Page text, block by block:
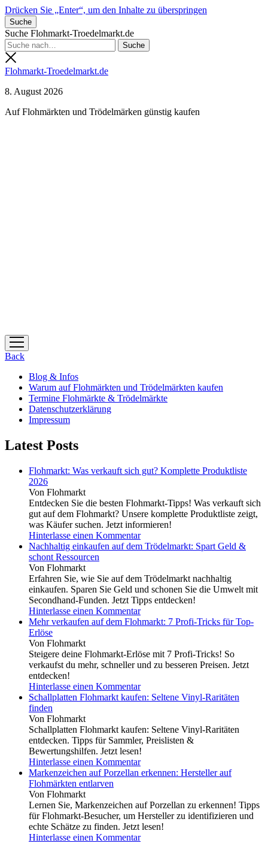
Drücken Sie „Enter“, um den Inhalte zu überspringen
Suche
Suche Flohmarkt-Troedelmarkt.de
Flohmarkt-Troedelmarkt.de
8. August 2026
Auf Flohmärkten und Trödelmärken günstig kaufen
Menü
öffnen
Back
Blog & Infos
Warum auf Flohmärkten und Trödelmärkten kaufen
Termine Flohmärkte & Trödelmärkte
Datenschutzerklärung
Impressum
Latest Posts
Flohmarkt: Was verkauft sich gut? Komplette Produktliste
2026
Von Flohmarkt
Entdecken Sie die besten Flohmarkt-Tipps! Was verkauft sich
gut auf dem Flohmarkt? Unsere komplette Produktliste zeigt,
was Käufer suchen. Jetzt informieren!
Hinterlasse einen Kommentar
Nachhaltig einkaufen auf dem Trödelmarkt: Spart Geld &
schont Ressourcen
Von Flohmarkt
Erfahren Sie, wie Sie auf dem Trödelmarkt nachhaltig
einkaufen. Sparen Sie Geld und schonen Sie die Umwelt mit
Secondhand-Funden. Jetzt Tipps entdecken!
Hinterlasse einen Kommentar
Mehr verkaufen auf dem Flohmarkt: 7 Profi-Tricks für Top-
Erlöse
Von Flohmarkt
Steigere deine Flohmarkt-Erlöse mit 7 Profi-Tricks! So
verkaufst du mehr, schneller und zu besseren Preisen. Jetzt
entdecken!
Hinterlasse einen Kommentar
Schallplatten Flohmarkt kaufen: Seltene Vinyl-Raritäten
finden
Von Flohmarkt
Schallplatten Flohmarkt kaufen: Seltene Vinyl-Raritäten
entdecken. Tipps für Sammler, Preislisten &
Bewertungshilfen. Jetzt lesen!
Hinterlasse einen Kommentar
Markenzeichen auf Porzellan erkennen: Hersteller auf
Flohmärkten entlarven
Von Flohmarkt
Lernen Sie, Markenzeichen auf Porzellan zu erkennen! Tipps
für Flohmarkt-Besucher, um Hersteller zu identifizieren und
echte Schätze zu finden. Jetzt lesen!
Hinterlasse einen Kommentar